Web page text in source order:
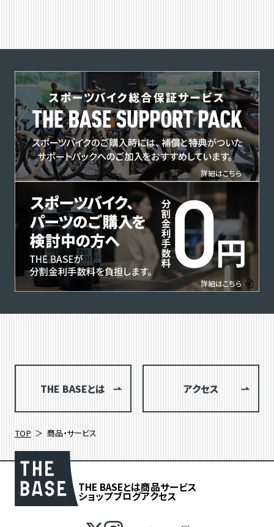
THE BASEとは アクセス
TOP 商品・サービス
THE BASEとは商品サービス
ショップブログアクセス